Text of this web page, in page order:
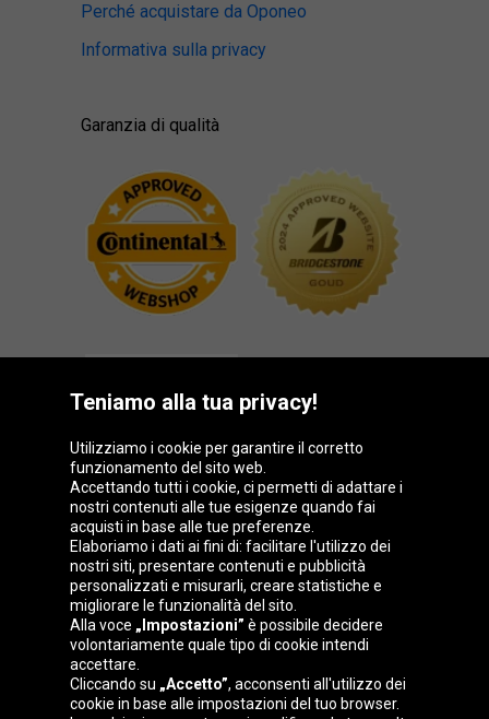
Perché acquistare da Oponeo
Informativa sulla privacy
Garanzia di qualità
Gruppo Oponeo
Belgique
Česká
republika
Deutschland Éire
España
Teniamo alla tua privacy!
Utilizziamo i cookie per garantire il corretto
funzionamento del sito web.
Accettando tutti i cookie, ci permetti di adattare i
nostri contenuti alle tue esigenze quando fai
acquisti in base alle tue preferenze.
Elaboriamo i dati ai fini di: facilitare l'utilizzo dei
nostri siti, presentare contenuti e pubblicità
personalizzati e misurarli, creare statistiche e
migliorare le funzionalità del sito.
Alla voce „Impostazioni” è possibile decidere
volontariamente quale tipo di cookie intendi
accettare.
Cliccando su „Accetto”, acconsenti all'utilizzo dei
cookie in base alle impostazioni del tuo browser.